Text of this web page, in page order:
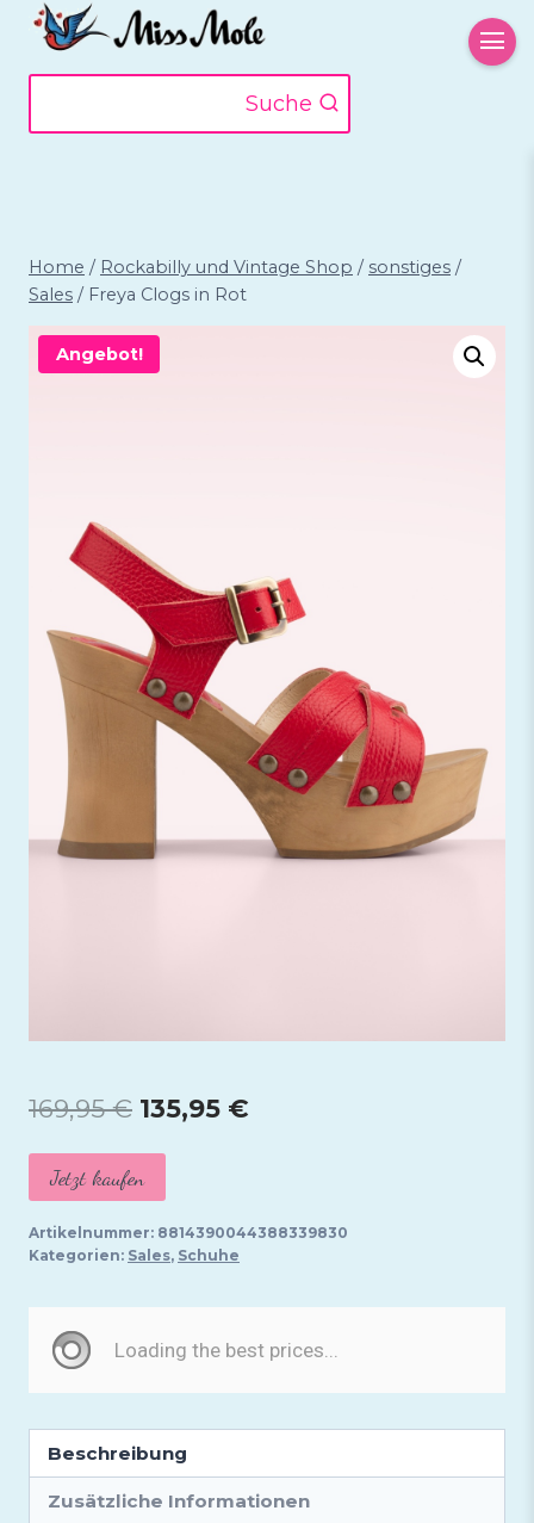
Zum
Inhalt
springen
Suche
Home / Rockabilly und Vintage Shop / sonstiges /
Sales / Freya Clogs in Rot
Angebot!
169,95€ Ursprünglicher
Preis
war:
169,95 €
135,95 €
135,95 €.
Jetzt kaufen
Artikelnummer: 8814390044388339830
Kategorien: Sales, Schuhe
Beschreibung
Zusätzliche Informationen